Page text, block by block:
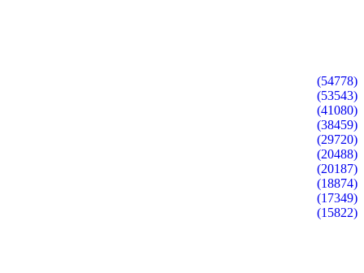
(54778)
(53543)
(41080)
(38459)
(29720)
(20488)
(20187)
(18874)
(17349)
(15822)